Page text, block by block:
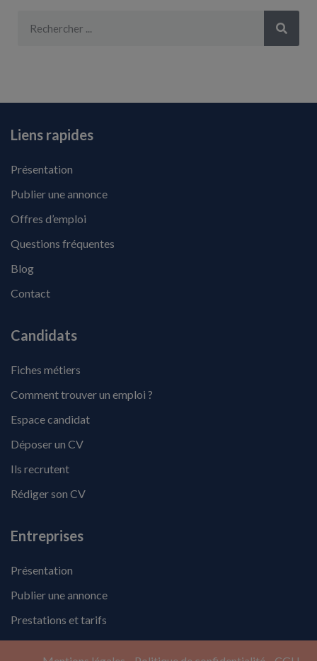
Liens rapides
Présentation
Publier une annonce
Offres d’emploi
Questions fréquentes
Blog
Contact
Candidats
Fiches métiers
Comment trouver un emploi ?
Espace candidat
Déposer un CV
Ils recrutent
Rédiger son CV
Entreprises
Présentation
Publier une annonce
Prestations et tarifs